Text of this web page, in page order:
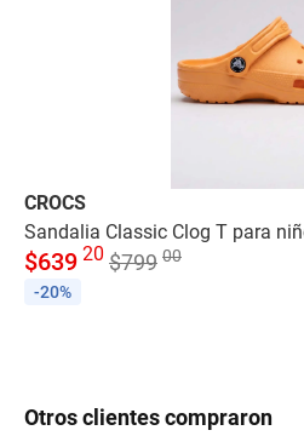
CROCS
Sandalia Classic Clog T para
$639 20 $799 00
-20%
Otros clientes compraron